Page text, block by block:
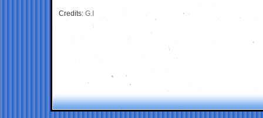
Credits: G.I